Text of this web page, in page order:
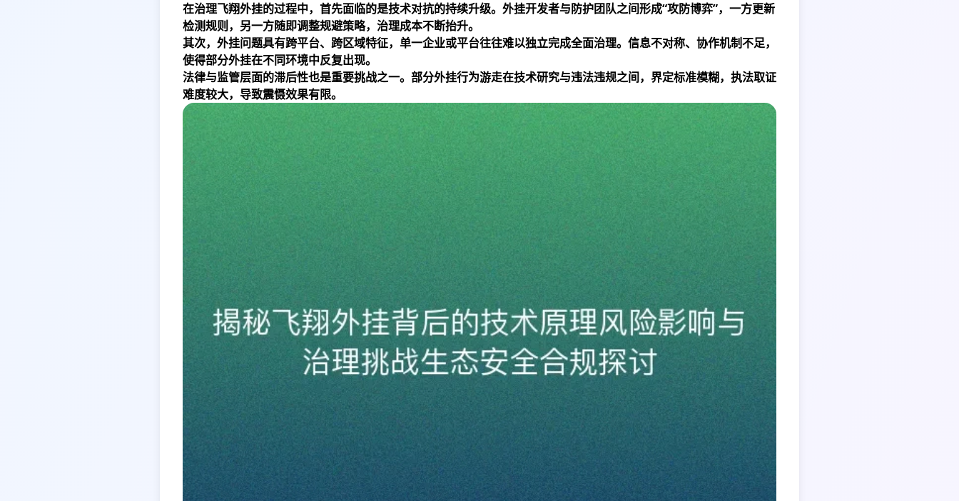
在治理飞翔外挂的过程中，首先面临的是技术对抗的持续升级。外挂开发者与防护团队之间形成“攻防博弈”，一方更新
检测规则，另一方随即调整规避策略，治理成本不断抬升。
其次，外挂问题具有跨平台、跨区域特征，单一企业或平台往往难以独立完成全面治理。信息不对称、协作机制不足，
使得部分外挂在不同环境中反复出现。
法律与监管层面的滞后性也是重要挑战之一。部分外挂行为游走在技术研究与违法违规之间，界定标准模糊，执法取证
难度较大，导致震慑效果有限。